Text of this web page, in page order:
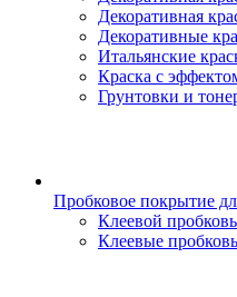
Декоративная
Декоративные
Итальянские
Краска с
Грунтовки и
Пробковое покрытие
Клеевой
Клеевые